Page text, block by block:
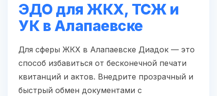
ЭДО для ЖКХ, ТСЖ и
УК в Алапаевске
Для сферы ЖКХ в Алапаевске Диадок — это
способ избавиться от бесконечной печати
квитанций и актов. Внедрите прозрачный и
быстрый обмен документами с